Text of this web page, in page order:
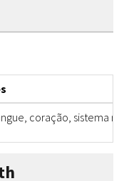
coração, sistema